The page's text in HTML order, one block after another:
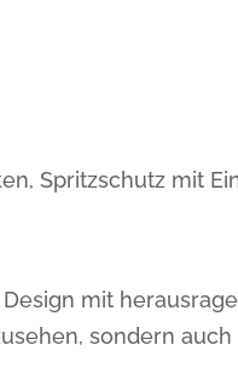
Spritzschutz mit
mit
sondern